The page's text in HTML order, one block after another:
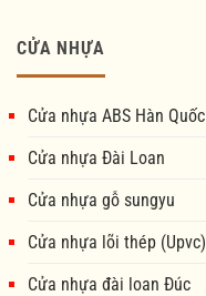
CỬA NHỰA
Cửa nhựa ABS Hàn Quốc
Cửa nhựa Đài Loan
Cửa nhựa gỗ sungyu
Cửa nhựa lõi thép (Upvc)
Cửa nhựa đài loan Đúc